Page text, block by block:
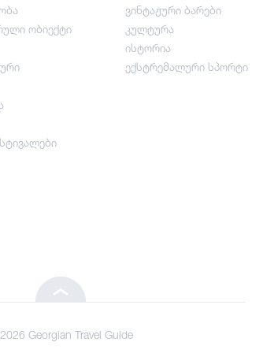
ობიექტი
ვინტაჟური ბარები
კულტურა
ისტორია
ექსტრემალური სპორტი
Georgian Travel Guide